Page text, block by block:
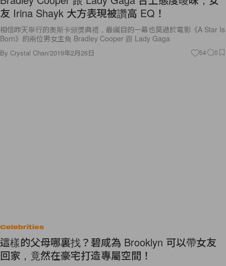
友 Irina Shayk 大方表現被讚高 EQ！
相信昨天舉行的奧斯卡頒獎典禮，最矚目的一幕也莫過於電影《A Star Is
Born》的兩位男女主角 Bradley Cooper 跟 Lady Gaga
By Crystal Chan/2019年2月26日 54 0
Celebrities
這樣的父母哪裏找？碧咸為 Brooklyn 可以帶女友
回家，竟然在豪宅打造專屬空間！